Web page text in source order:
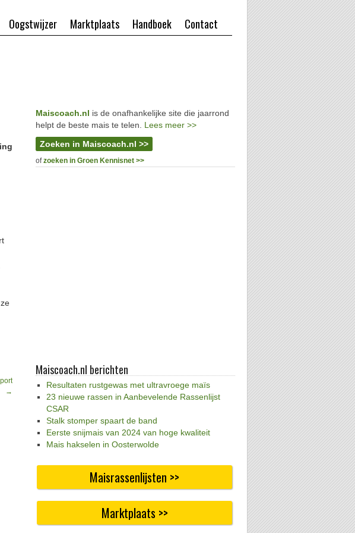
Contact
Handboek
Marktplaats
Oogstwijzer
→
Maiscoach.nl is de onafhankelijke site die jaarrond
helpt de beste mais te telen. Lees meer >>
Zoeken in Maiscoach.nl >>
ofzoeken in Groen Kennisnet >>
Maiscoach.nl berichten
Resultaten rustgewas met ultravroege maïs
23 nieuwe rassen in Aanbevelende Rassenlijst
CSAR
Stalk stomper spaart de band
Eerste snijmais van 2024 van hoge kwaliteit
Mais hakselen in Oosterwolde
Maisrassenlijsten >>
Marktplaats >>